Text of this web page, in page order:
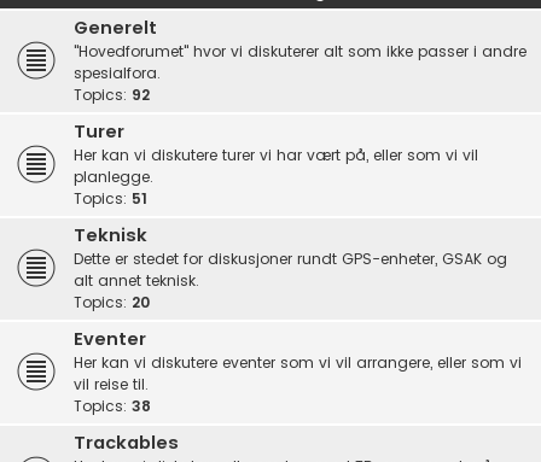
Generelt
"Hovedforumet" hvor vi diskuterer alt som ikke passer i andre
spesialfora.
Topics: 92
Turer
Her kan vi diskutere turer vi har vært på, eller som vi vil
planlegge.
Topics: 51
Teknisk
Dette er stedet for diskusjoner rundt GPS-enheter, GSAK og
alt annet teknisk.
Topics: 20
Eventer
Her kan vi diskutere eventer som vi vil arrangere, eller som vi
vil reise til.
Topics: 38
Trackables